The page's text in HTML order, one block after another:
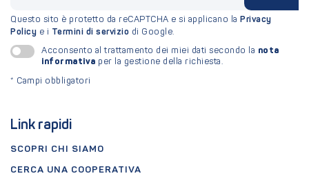
Link rapidi
SCOPRI CHI SIAMO
CERCA UNA COOPERATIVA
Questo sito è protetto da reCAPTCHA e si applicano la Privacy
Policy e i Termini di servizio di Google.
Acconsento al trattamento dei miei dati secondo la nota
informativa per la gestione della richiesta.
* Campi obbligatori